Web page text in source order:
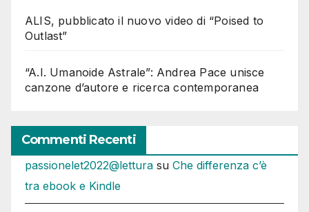
ALIS, pubblicato il nuovo video di “Poised to
Outlast”
“A.I. Umanoide Astrale”: Andrea Pace unisce
canzone d’autore e ricerca contemporanea
Commenti Recenti
passionelet2022@lettura su Che differenza c’è
tra ebook e Kindle